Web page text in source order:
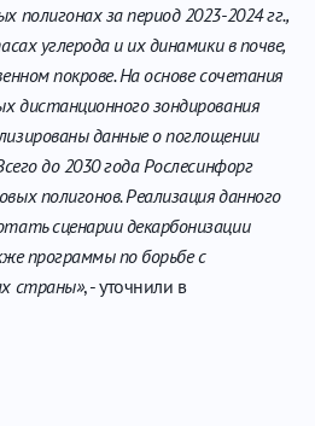
полигонах за период 2023-2024 гг.,
углерода и их динамики в почве,
покрове. На основе сочетания
дистанционного зондирования
данные о поглощении
до 2030 года Рослесинфорг
полигонов. Реализация данного
сценарии декарбонизации
программы по борьбе с
страны», - уточнили в